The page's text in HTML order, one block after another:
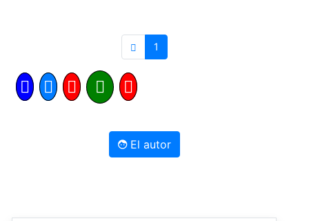
1
El autor